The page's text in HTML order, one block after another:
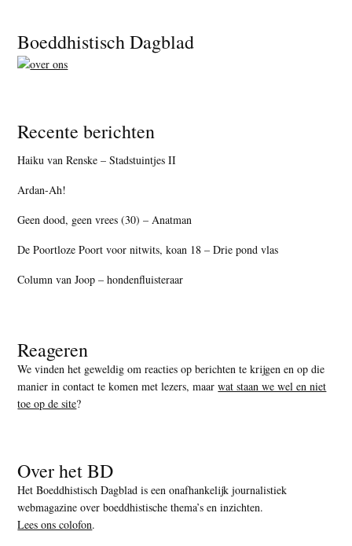
Footer
Boeddhistisch Dagblad
Recente berichten
Haiku van Renske – Stadstuintjes II
Ardan-Ah!
Geen dood, geen vrees (30) – Anatman
De Poortloze Poort voor nitwits, koan 18 – Drie pond vlas
Column van Joop – hondenfluisteraar
Reageren
We vinden het geweldig om reacties op berichten te krijgen en op die
manier in contact te komen met lezers, maarwat staan we wel en niet
toe op de site?
Over het BD
Het Boeddhistisch Dagblad is een onafhankelijk journalistiek
webmagazine over boeddhistische thema’s en inzichten.
Lees ons colofon.